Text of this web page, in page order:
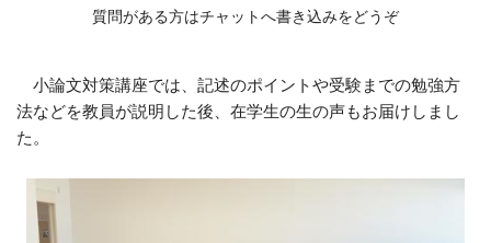
質問がある方はチャットへ書き込みをどうぞ
小論文対策講座では、記述のポイントや受験までの勉強方
法などを教員が説明した後、在学生の生の声もお届けしまし
た。